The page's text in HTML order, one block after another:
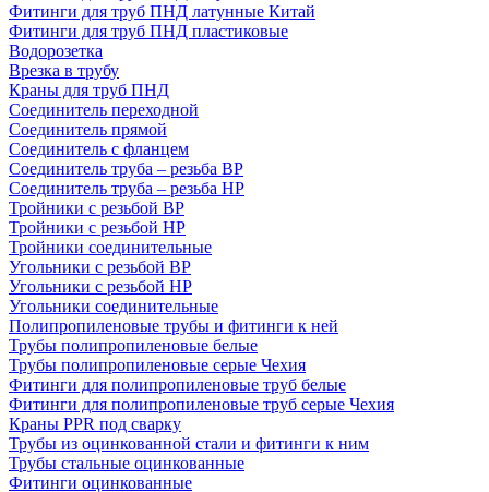
Фитинги для труб ПНД латунные Китай
Фитинги для труб ПНД пластиковые
Водорозетка
Врезка в трубу
Краны для труб ПНД
Соединитель переходной
Соединитель прямой
Соединитель с фланцем
Соединитель труба – резьба ВР
Соединитель труба – резьба НР
Тройники с резьбой ВР
Тройники с резьбой НР
Тройники соединительные
Угольники с резьбой ВР
Угольники с резьбой НР
Угольники соединительные
Полипропиленовые трубы и фитинги к ней
Трубы полипропиленовые белые
Трубы полипропиленовые серые Чехия
Фитинги для полипропиленовые труб белые
Фитинги для полипропиленовые труб серые Чехия
Краны PPR под сварку
Трубы из оцинкованной стали и фитинги к ним
Трубы стальные оцинкованные
Фитинги оцинкованные